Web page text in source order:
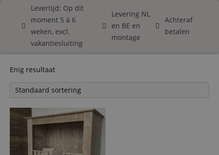
Levertijd: Op dit
moment 5 á 6
weken, excl.
vakantiesluiting
Levering NL
en BE en
montage
Achteraf
betalen
Enig resultaat